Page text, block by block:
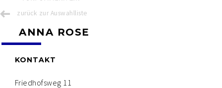
zurück zur Auswahlliste
ANNA ROSE
KONTAKT
Friedhofsweg 11